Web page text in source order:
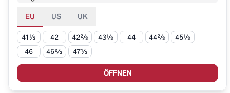
EU US UK
41⅓ 42 42⅔ 43⅓ 44 44⅔ 45⅓
46 46⅔ 47⅓
ÖFFNEN